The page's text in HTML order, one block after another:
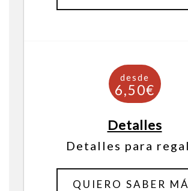
Detalles
Detalles para
QUIERO SABER